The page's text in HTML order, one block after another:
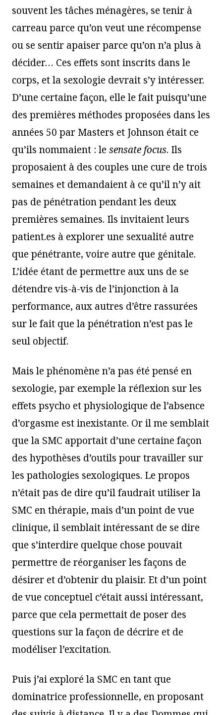
souvent les tâches ménagères, se tenir à
carreau parce qu’on veut une récompense
ou se sentir apaiser parce qu’on n’a plus à
décider… Ces effets sont inscrits dans le
corps, et la sexologie devrait s’y intéresser.
D’une certaine façon, elle le fait puisqu’une
des premières méthodes proposées dans les
années 50 par Masters et Johnson était ce
qu’ils nommaient : le sensate focus. Ils
proposaient à des couples une cure de trois
semaines et demandaient à ce qu’il n’y ait
pas de pénétration pendant les deux
premières semaines. Ils invitaient leurs
patient.es à explorer une sexualité autre
que pénétrante, voire autre que génitale.
L’idée étant de permettre aux uns de se
détendre vis-à-vis de l’injonction à la
performance, aux autres d’être rassurées
sur le fait que la pénétration n’est pas le
seul objectif.
Mais le phénomène n’a pas été pensé en
sexologie, par exemple la réflexion sur les
effets psycho et physiologique de l’absence
d’orgasme est inexistante. Or il me semblait
que la SMC apportait d’une certaine façon
des hypothèses d’outils pour travailler sur
les pathologies sexologiques. Le propos
n’était pas de dire qu’il faudrait utiliser la
SMC en thérapie, mais d’un point de vue
clinique, il semblait intéressant de se dire
que s’interdire quelque chose pouvait
permettre de réorganiser les façons de
désirer et d’obtenir du plaisir. Et d’un point
de vue conceptuel c’était aussi intéressant,
parce que cela permettait de poser des
questions sur la façon de décrire et de
modéliser l’excitation.
Puis j’ai exploré la SMC en tant que
dominatrice professionnelle, en proposant